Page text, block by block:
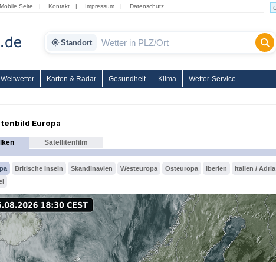
Mobile Seite | Kontakt | Impressum | Datenschutz
Standort
Weltwetter Karten & Radar Gesundheit Klima Wetter-Service
Europa
Satellitenfilm
Britische Inseln Skandinavien Westeuropa Osteuropa Iberien Italien / Adria